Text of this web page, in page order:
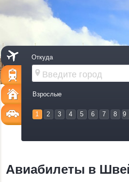
Откуда
Взрослые
1 2 3 4 5 6 7 8 9
Авиабилеты в